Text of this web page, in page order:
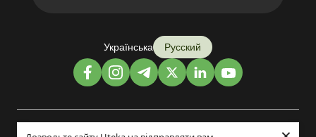
Українська Русский